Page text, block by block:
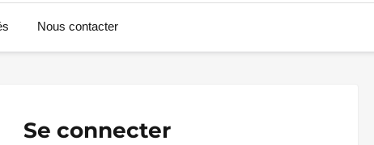
Nous contacter
Se connecter